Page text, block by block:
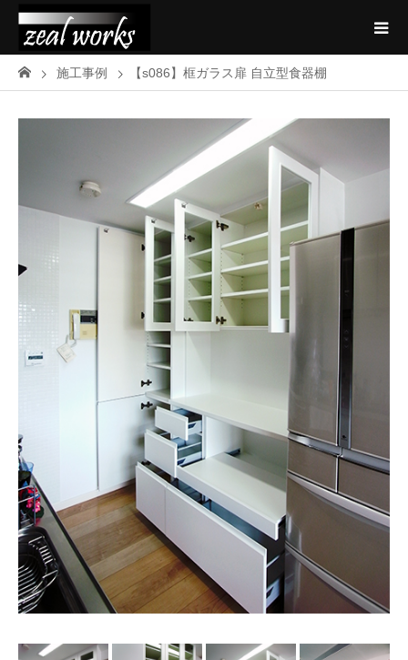
施工事例 【s086】框ガラス扉 自立型食器棚